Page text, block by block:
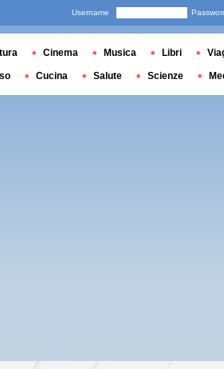
Username
Cinema Musica Libri
Cucina Salute Scienze